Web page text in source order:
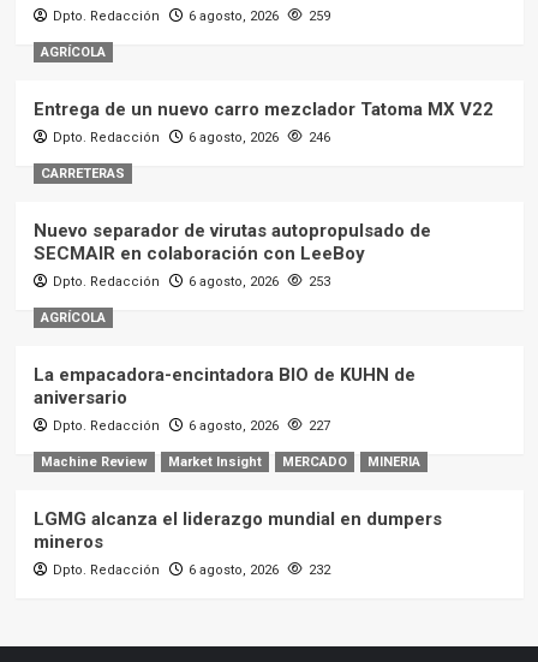
Dpto. Redacción 6 agosto, 2026 259
AGRÍCOLA
Entrega de un nuevo carro mezclador Tatoma MX V22
Dpto. Redacción 6 agosto, 2026 246
CARRETERAS
Nuevo separador de virutas autopropulsado de
SECMAIR en colaboración con LeeBoy
Dpto. Redacción 6 agosto, 2026 253
AGRÍCOLA
La empacadora-encintadora BIO de KUHN de
aniversario
Dpto. Redacción 6 agosto, 2026 227
Machine Review Market Insight MERCADO MINERIA
LGMG alcanza el liderazgo mundial en dumpers
mineros
Dpto. Redacción 6 agosto, 2026 232